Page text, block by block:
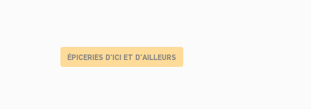
ÉPICERIES D'ICI ET D'AILLEURS